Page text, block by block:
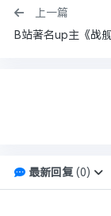
上一篇
最新回复(0)